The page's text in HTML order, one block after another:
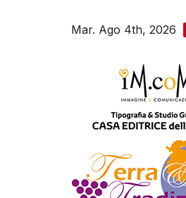
Mar. Ago 4th, 2026